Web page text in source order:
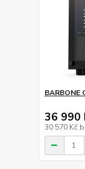
BARBONE
36 990
30 570 Kč